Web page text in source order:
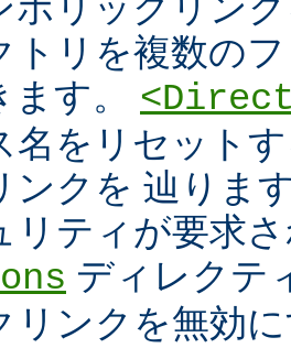
トリを複数の
す。
名をリセット
ンクを 辿りま
リティが要求
ディレクテ
リンクを無効